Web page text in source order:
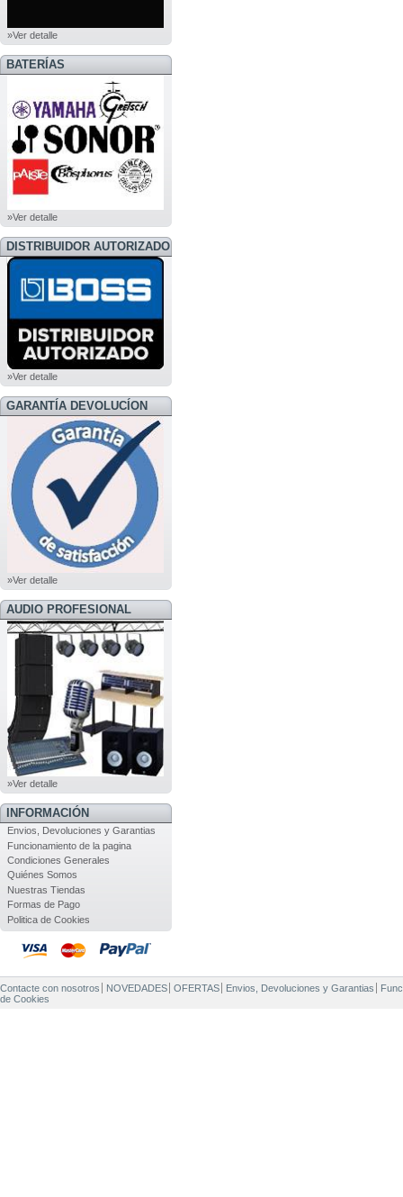
»Ver detalle
BATERÍAS
»Ver detalle
DISTRIBUIDOR AUTORIZADO
BOSS
»Ver detalle
GARANTÍA DEVOLUCÍON
»Ver detalle
AUDIO PROFESIONAL
»Ver detalle
INFORMACIÓN
Envios, Devoluciones y Garantias
Funcionamiento de la pagina
Condiciones Generales
Quiénes Somos
Nuestras Tiendas
Formas de Pago
Politica de Cookies
Contacte con nosotros NOVEDADES OFERTAS Envios, Devoluciones y Garantias
de Cookies